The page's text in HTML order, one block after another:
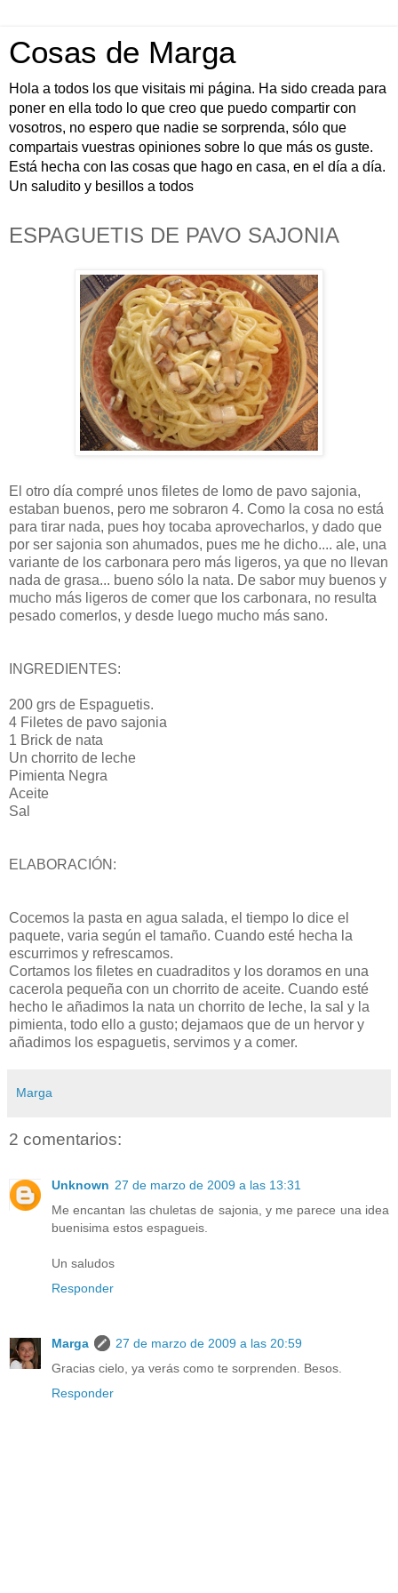
Cosas de Marga
Hola a todos los que visitais mi página. Ha sido creada para
poner en ella todo lo que creo que puedo compartir con
vosotros, no espero que nadie se sorprenda, sólo que
compartais vuestras opiniones sobre lo que más os guste.
Está hecha con las cosas que hago en casa, en el día a día.
Un saludito y besillos a todos
ESPAGUETIS DE PAVO SAJONIA
El otro día compré unos filetes de lomo de pavo sajonia,
estaban buenos, pero me sobraron 4. Como la cosa no está
para tirar nada, pues hoy tocaba aprovecharlos, y dado que
por ser sajonia son ahumados, pues me he dicho.... ale, una
variante de los carbonara pero más ligeros, ya que no llevan
nada de grasa... bueno sólo la nata. De sabor muy buenos y
mucho más ligeros de comer que los carbonara, no resulta
pesado comerlos, y desde luego mucho más sano.
INGREDIENTES:
200 grs de Espaguetis.
4 Filetes de pavo sajonia
1 Brick de nata
Un chorrito de leche
Pimienta Negra
Aceite
Sal
ELABORACIÓN:
Cocemos la pasta en agua salada, el tiempo lo dice el
paquete, varia según el tamaño. Cuando esté hecha la
escurrimos y refrescamos.
Cortamos los filetes en cuadraditos y los doramos en una
cacerola pequeña con un chorrito de aceite. Cuando esté
hecho le añadimos la nata un chorrito de leche, la sal y la
pimienta, todo ello a gusto; dejamaos que de un hervor y
añadimos los espaguetis, servimos y a comer.
Marga
2 comentarios:
Unknown 27 de marzo de 2009 a las 13:31
Me encantan las chuletas de sajonia, y me parece una idea
buenisima estos espagueis.
Un saludos
Responder
Marga
27 de marzo de 2009 a las 20:59
Gracias cielo, ya verás como te sorprenden. Besos.
Responder